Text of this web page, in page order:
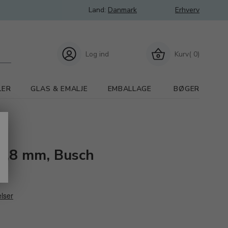
Land: Danmark Erhverv
Kurv( 0)
Log ind
GLAS & EMALJE EMBALLAGE BØGER
mm, Busch